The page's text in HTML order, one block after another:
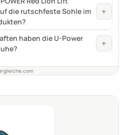
die rutschfeste Sohle im
+
haben die U-Power
+